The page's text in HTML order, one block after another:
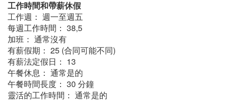
工作時間和帶薪休假
工作週： 週一至週五
每週工作時間： 38,5
加班： 通常沒有
有薪假期： 25 (合同可能不同)
有薪法定假日： 13
午餐休息： 通常是的
午餐時間長度： 30 分鐘
靈活的工作時間： 通常是的